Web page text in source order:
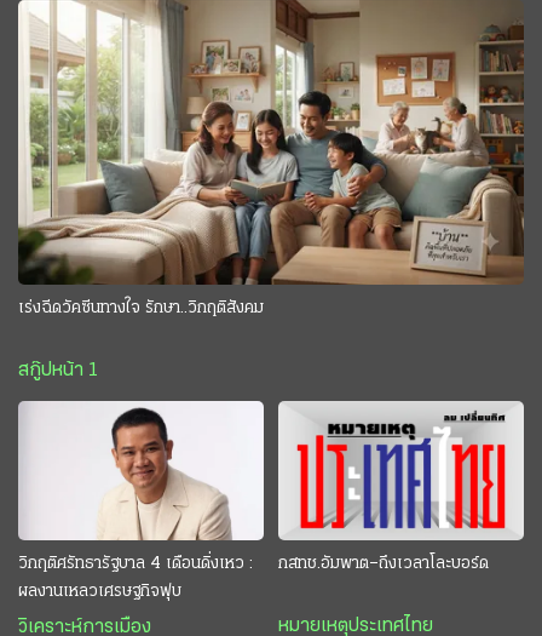
เร่งฉีดวัคซีนทางใจ รักษา..วิกฤติสังคม
สกู๊ปหน้า 1
วิกฤติศรัทธารัฐบาล 4 เดือนดิ่งเหว :
ผลงานเหลวเศรษฐกิจฟุบ
วิเคราะห์การเมือง
กสทช.อัมพาต–ถึงเวลาโละบอร์ด
หมายเหตุประเทศไทย